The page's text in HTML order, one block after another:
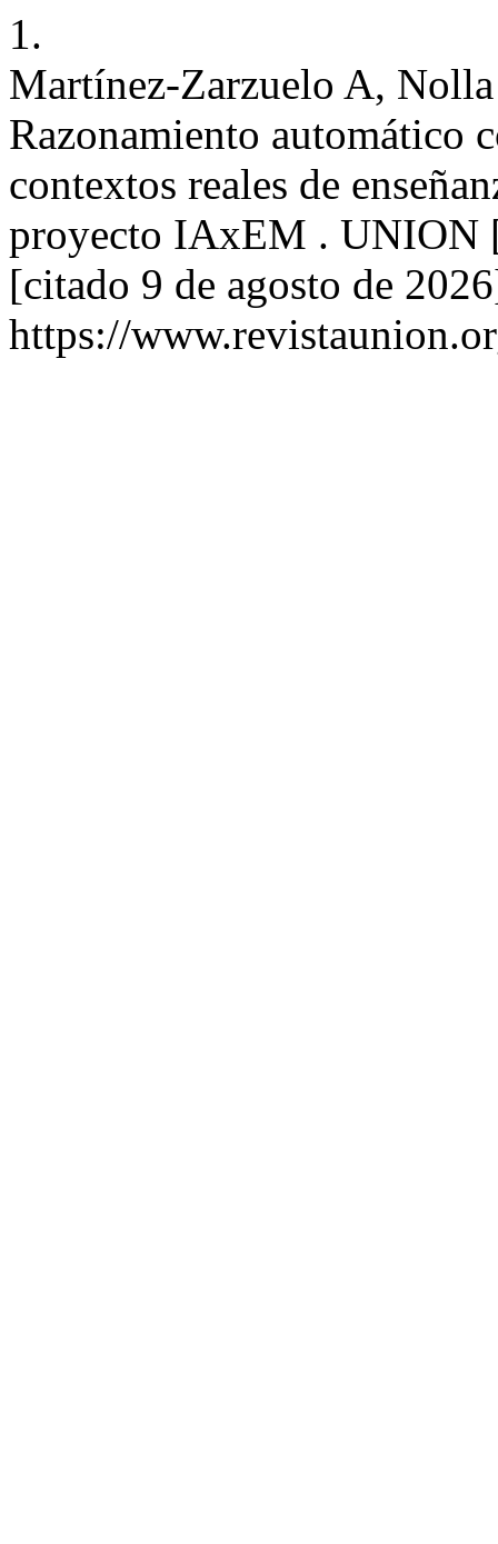
1.
Martínez-Zarzuelo A,
Razonamiento automático
contextos reales de
proyecto IAxEM . UNION
[citado 9 de agosto de
https://